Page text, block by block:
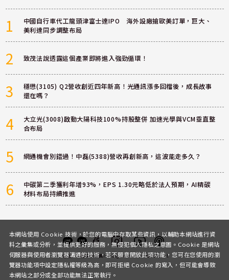
1
中國自行車代工龍頭津富士達IPO 海外設廠搶歐美訂單，巨大、
美利達同步調整布局
2 致茂法說透露這個產業即將進入強勁循環！
3
穩懋(3105) Q2營收創近四年新高！光通訊漲多回檔後，成長故事
還在嗎？
4
大立光(3008)啟動大陽科技100%持股整併 加速光學與VCM垂直整
合布局
5 網通機會別錯過！中磊(5388)營收再創新高，這波能走多久？
6
中碳第二季獲利年增93%，EPS 1.30元略低於法人預期，AI精碳
材料布局持續推進
客服 討論區粉絲團InstagramYoutubePodcast
本網站使用 Cookie 技術，於您的電腦中存取某些資訊，以輔助本網站進行資
料之彙集或分析，並提供更好的服務，無侵犯個人隱私之意圖。Cookie 是網站
伺服器與使用者瀏覽器溝通的技術，若不願意開放此項功能，您可在您使用的瀏
覽器功能項中設定隱私權等級為高，即可拒絕 Cookie 的寫入，但可能會導致
本網站之部分或全部功能無法正常執行。